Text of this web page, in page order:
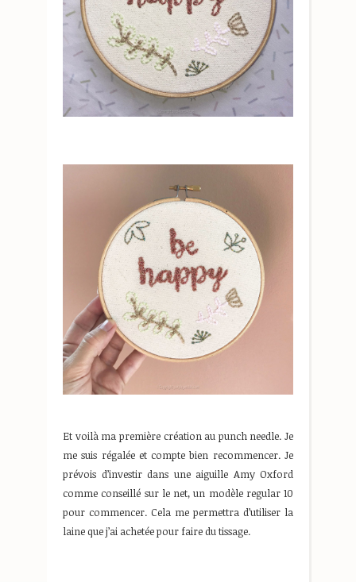
Et voilà ma première création au punch needle. Je
me suis régalée et compte bien recommencer. Je
prévois d’investir dans une aiguille Amy Oxford
comme conseillé sur le net, un modèle regular 10
pour commencer. Cela me permettra d’utiliser la
laine que j’ai achetée pour faire du tissage.